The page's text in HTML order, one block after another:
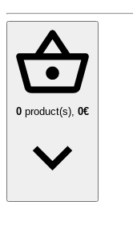
0 product(s), 0€